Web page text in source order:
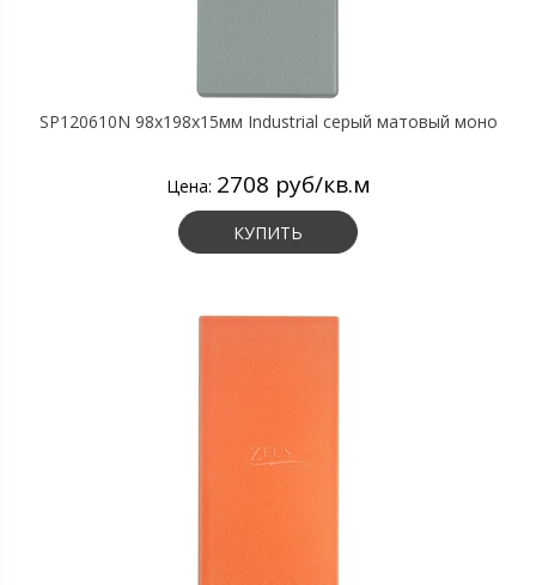
SP120610N 98х198х15мм Industrial серый матовый моно
Цена: 2708 руб/кв.м
КУПИТЬ